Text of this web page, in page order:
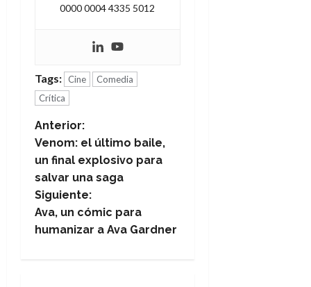
0000 0004 4335 5012
Tags: Cine
Comedia
Crítica
N
a
v
e
Anterior:
Venom: el último baile,
un final explosivo para
salvar una saga
Siguiente:
Ava, un cómic para
humanizar a Ava Gardner